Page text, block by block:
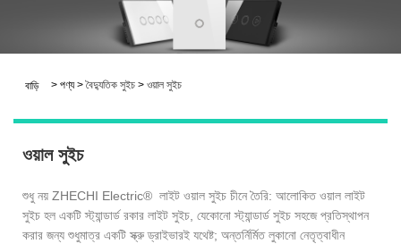
বাড়ি > পণ্য>বৈদ্যুতিক সুইচ > ওয়াল সুইচ
ওয়াল সুইচ
শুধু নয় ZHECHI Electric® লাইট ওয়াল সুইচ চীনে তৈরি: আলোকিত ওয়াল লাইট
সুইচ হল একটি স্ট্যান্ডার্ড রকার লাইট সুইচ, যেকোনো স্ট্যান্ডার্ড সুইচ সহজে প্রতিস্থাপন
করার জন্য শুধুমাত্র একটি স্ক্রু ড্রাইভারই যথেষ্ট; অন্তর্নির্মিত লুকানো নেতৃত্বাধীন